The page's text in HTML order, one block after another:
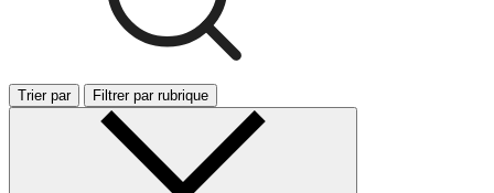
Trier par Filtrer par rubrique